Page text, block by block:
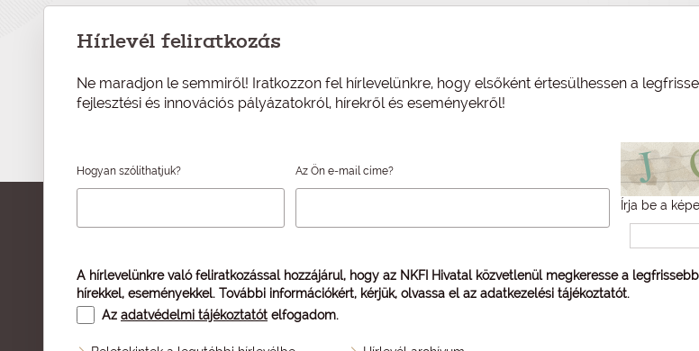
Hírlevél feliratkozás
Ne maradjon le semmiről! Iratkozzon fel hírlevelünkre, hogy elsőként értesülhessen a
fejlesztési és innovációs pályázatokról, hírekről és eseményekről!
Hogyan szólíthatjuk? Az Ön e-mail címe?
Írja be a
A hírlevelünkre való feliratkozással hozzájárul, hogy az NKFI Hivatal közvetlenül megkeresse a
hírekkel, eseményekkel. További információkért, kérjük, olvassa el az adatkezelési tájékoztatót.
Az adatvédelmi tájékoztatót elfogadom.